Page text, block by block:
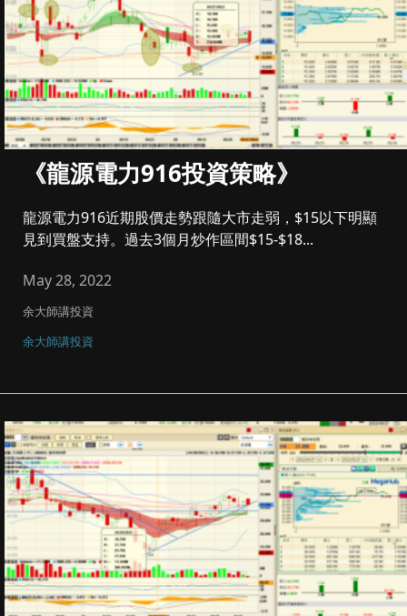
《龍源電力916投資策略》
龍源電力916近期股價走勢跟隨大市走弱，$15以下明顯
見到買盤支持。過去3個月炒作區間$15-$18...
May 28, 2022
余大師講投資
余大師講投資